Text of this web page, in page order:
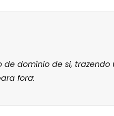
domínio de si,
fora: